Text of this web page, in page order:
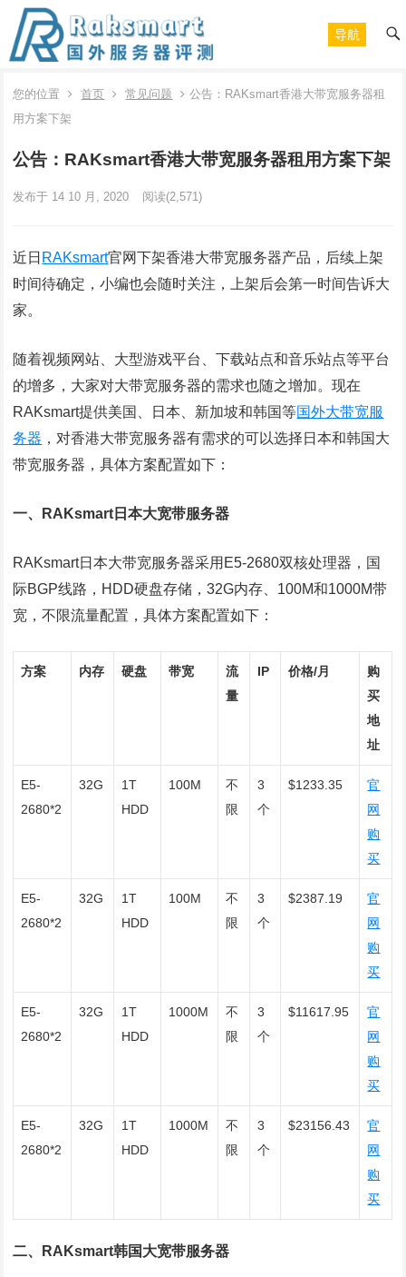
导航
您的位置 首页 常见问题
公告：RAKsmart香港大带宽服务器租
用方案下架
公告：RAKsmart香港大带宽服务器租用方案下架
发布于 14 10 月, 2020 阅读(2,571)
近日 RAKsmart官网下架香港大带宽服务器产品，后续上架
时间待确定，小编也会随时关注，上架后会第一时间告诉大
家。
随着视频网站、大型游戏平台、下载站点和音乐站点等平台
的增多，大家对大带宽服务器的需求也随之增加。现在
RAKsmart提供美国、日本、新加坡和韩国等国外大带宽服
务器 ，对香港大带宽服务器有需求的可以选择日本和韩国大
带宽服务器，具体方案配置如下：
一、RAKsmart日本大宽带服务器
RAKsmart日本大带宽服务器采用E5-2680双核处理器，国
际BGP线路，HDD硬盘存储，32G内存、100M和1000M带
宽，不限流量配置，具体方案配置如下：
方案 内存 硬盘 带宽
流
量
IP 价格/月
购
买
地
址
E5-
2680*2
32G
1T
HDD
100M
不
限
3
个
$1233.35
官
网
购
买
E5-
2680*2
32G
1T
HDD
100M
不
限
3
个
$2387.19
官
网
购
买
E5-
2680*2
32G
1T
HDD
1000M
不
限
3
个
$11617.95
官
网
购
买
E5-
2680*2
32G
1T
HDD
1000M
不
限
3
个
$23156.43
官
网
购
买
二、RAKsmart韩国大宽带服务器